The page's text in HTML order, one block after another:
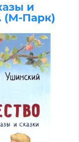
и
(М-Парк)